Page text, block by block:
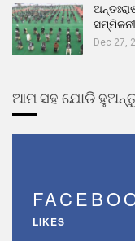
Dec 27,
ଆମ ସହ ଯୋଡି
LIKES